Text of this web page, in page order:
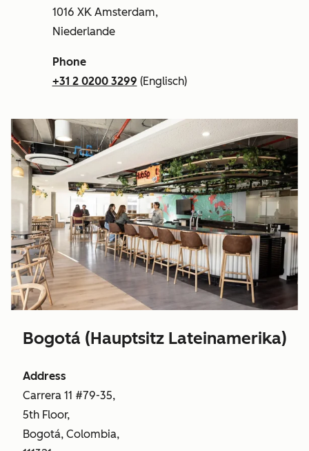
1016 XK Amsterdam,
Niederlande
Phone
+31 2 0200 3299 (Englisch)
Bogotá (Hauptsitz Lateinamerika)
Address
Carrera 11 #79-35,
5th Floor,
Bogotá, Colombia,